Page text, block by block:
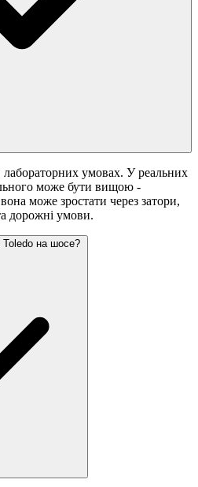
лабораторних умовах. У реальних
може бути вищою -
може зростати через затори,
дорожні умови.
на шосе?